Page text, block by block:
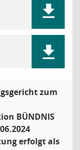
zum
BÜNDNIS
erfolgt als